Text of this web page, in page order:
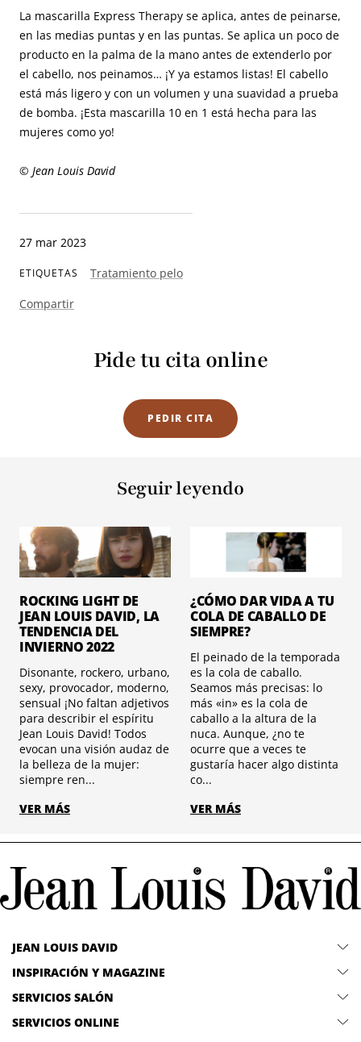
La mascarilla Express Therapy se aplica, antes de peinarse,
en las medias puntas y en las puntas. Se aplica un poco de
producto en la palma de la mano antes de extenderlo por
el cabello, nos peinamos… ¡Y ya estamos listas! El cabello
está más ligero y con un volumen y una suavidad a prueba
de bomba. ¡Esta mascarilla 10 en 1 está hecha para las
mujeres como yo!
© Jean Louis David
27 mar 2023
ETIQUETAS
Tratamiento pelo
Compartir
Pide tu cita online
PEDIR CITA
Seguir leyendo
ROCKING LIGHT DE
JEAN LOUIS DAVID, LA
TENDENCIA DEL
INVIERNO 2022
Disonante, rockero, urbano,
sexy, provocador, moderno,
sensual ¡No faltan adjetivos
para describir el espíritu
Jean Louis David! Todos
evocan una visión audaz de
la belleza de la mujer:
siempre ren...
VER MÁS
¿CÓMO DAR VIDA A TU
COLA DE CABALLO DE
SIEMPRE?
El peinado de la temporada
es la cola de caballo.
Seamos más precisas: lo
más «in» es la cola de
caballo a la altura de la
nuca. Aunque, ¿no te
ocurre que a veces te
gustaría hacer algo distinta
co...
VER MÁS
JEAN LOUIS DAVID
INSPIRACIÓN Y MAGAZINE
SERVICIOS SALÓN
SERVICIOS ONLINE